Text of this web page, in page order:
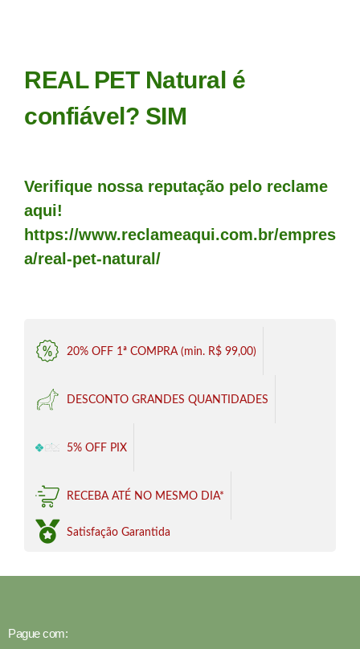
REAL PET Natural é
confiável? SIM
Verifique nossa reputação pelo reclame
aqui!
https://www.reclameaqui.com.br/empres
a/real-pet-natural/
20% OFF 1ª COMPRA (min. R$ 99,00)
DESCONTO GRANDES QUANTIDADES
5% OFF PIX
RECEBA ATÉ NO MESMO DIA*
Satisfação Garantida
Pague com: